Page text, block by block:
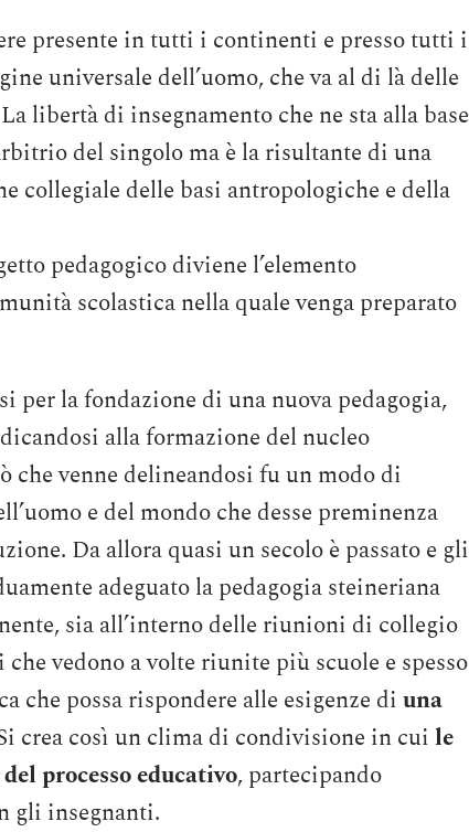
presente in tutti i continenti e presso tutti i
universale dell’uomo, che va al di là delle
libertà di insegnamento che ne sta alla base
del singolo ma è la risultante di una
collegiale delle basi antropologiche e della
pedagogico diviene l’elemento
scolastica nella quale venga preparato
per la fondazione di una nuova pedagogia,
alla formazione del nucleo
che venne delineandosi fu un modo di
e del mondo che desse preminenza
Da allora quasi un secolo è passato e gli
adeguato la pedagogia steineriana
sia all’interno delle riunioni di collegio
vedono a volte riunite più scuole e spesso
che possa rispondere alle esigenze diuna
crea così un clima di condivisione in cuile
processo educativo, partecipando
gli insegnanti.